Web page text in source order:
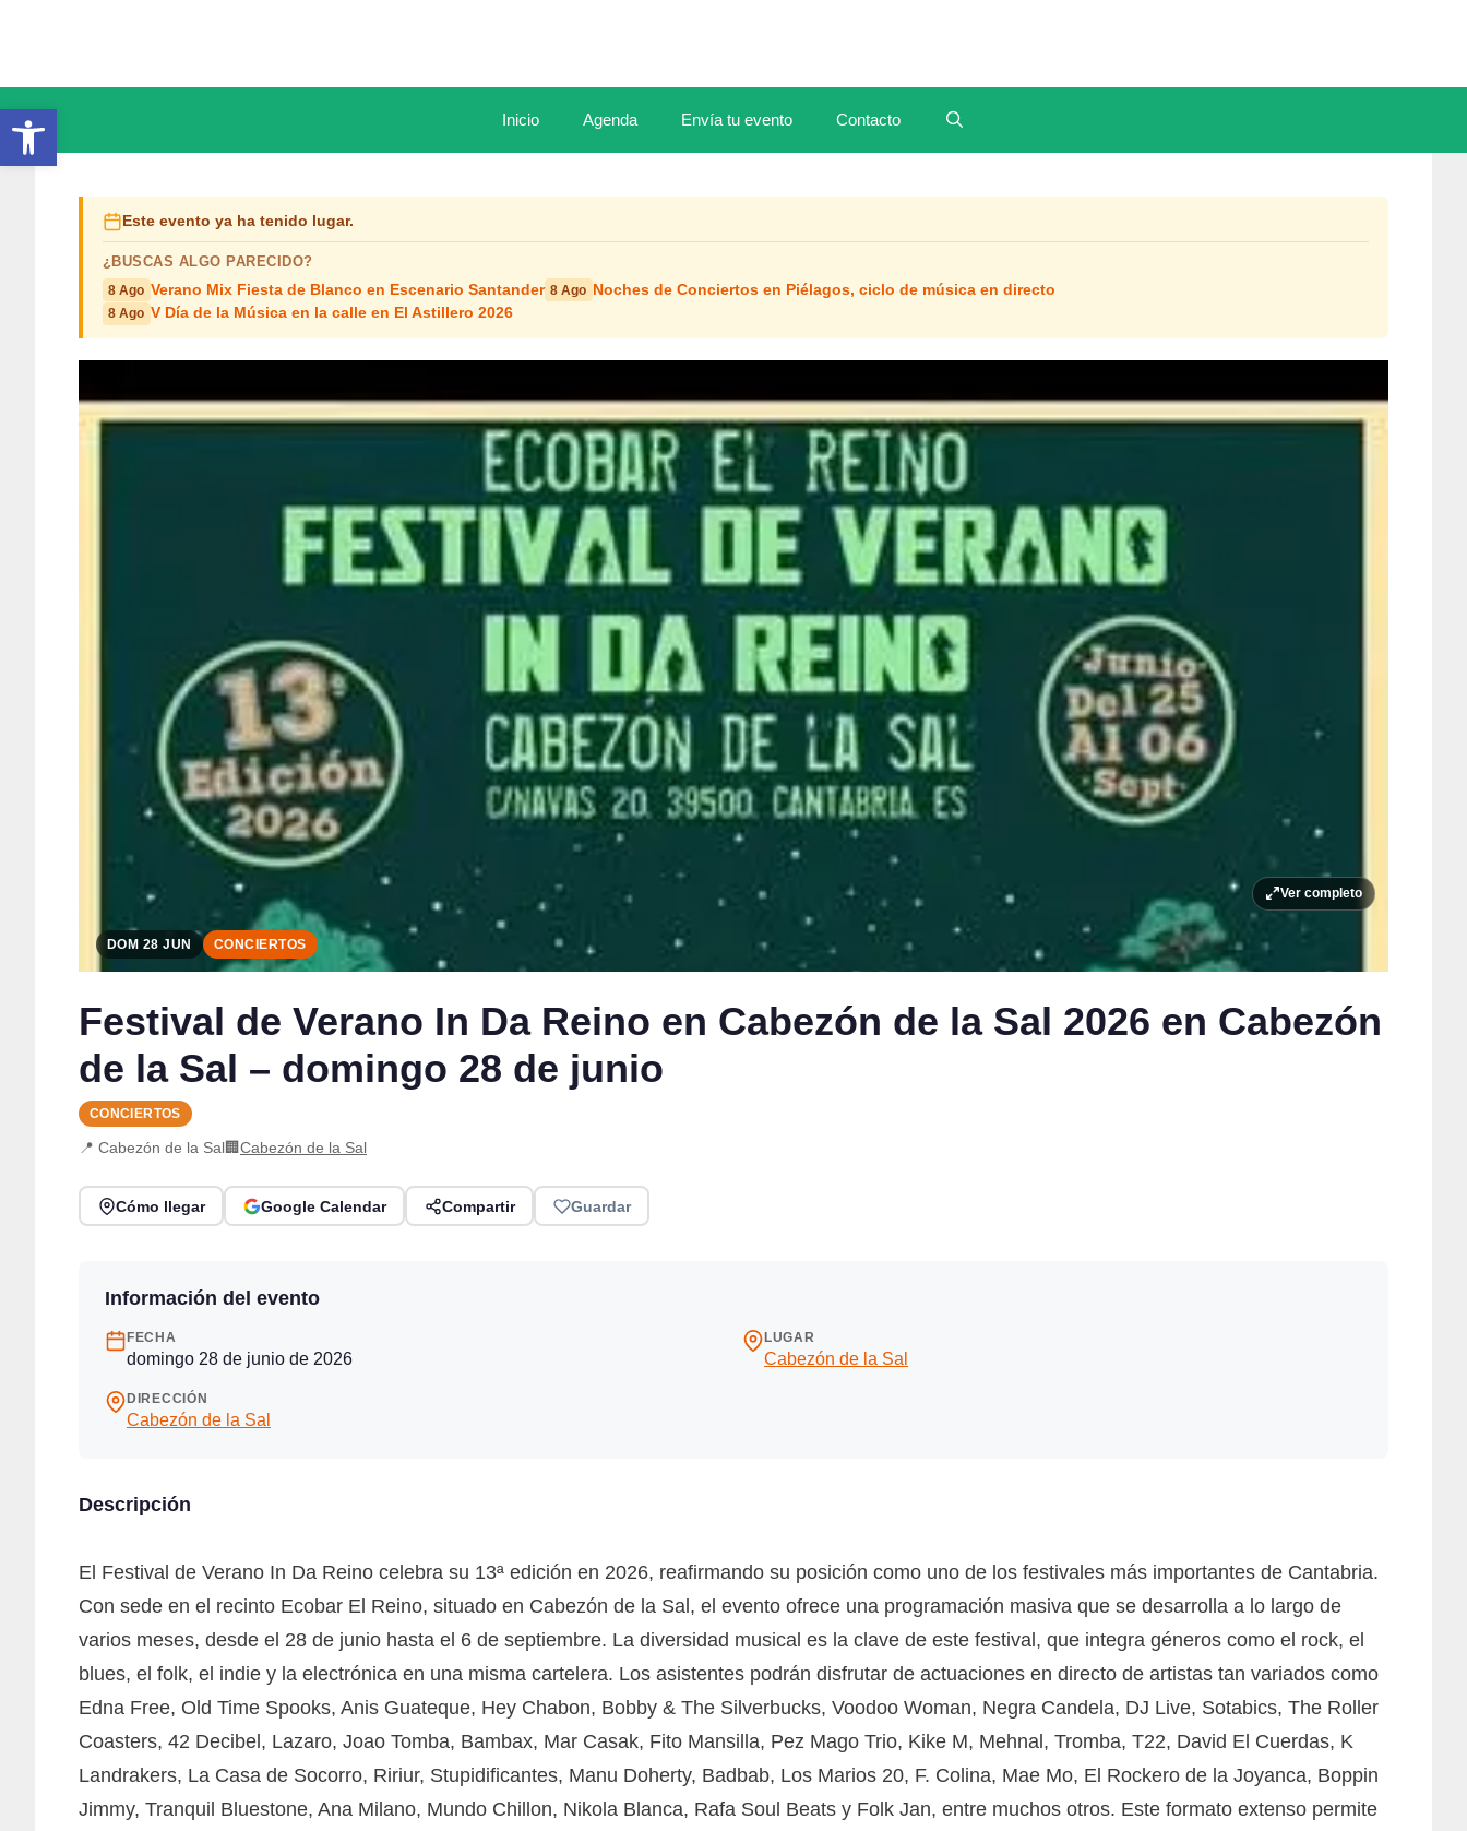
Abrir barra de herramientas Inicio Agenda Envía tu evento Contacto
Este evento ya ha tenido lugar.
¿BUSCAS ALGO PARECIDO?
8 Ago Verano Mix Fiesta de Blanco en Escenario Santander 8 Ago Noches de Conciertos en Piélagos, ciclo de música en directo
8 Ago V Día de la Música en la calle en El Astillero 2026
Ver completo
DOM 28 JUN CONCIERTOS
Festival de Verano In Da Reino en Cabezón de la Sal 2026 en Cabezón
de la Sal – domingo 28 de junio
CONCIERTOS
📍 Cabezón de la Sal🏢Cabezón de la Sal
Cómo llegar Google Calendar Compartir Guardar
Información del evento
FECHA
domingo 28 de junio de 2026
LUGAR
Cabezón de la Sal
DIRECCIÓN
Cabezón de la Sal
Descripción
El Festival de Verano In Da Reino celebra su 13ª edición en 2026, reafirmando su posición como uno de los festivales más importantes de Cantabria.
Con sede en el recinto Ecobar El Reino, situado en Cabezón de la Sal, el evento ofrece una programación masiva que se desarrolla a lo largo de
varios meses, desde el 28 de junio hasta el 6 de septiembre. La diversidad musical es la clave de este festival, que integra géneros como el rock, el
blues, el folk, el indie y la electrónica en una misma cartelera. Los asistentes podrán disfrutar de actuaciones en directo de artistas tan variados como
Edna Free, Old Time Spooks, Anis Guateque, Hey Chabon, Bobby & The Silverbucks, Voodoo Woman, Negra Candela, DJ Live, Sotabics, The Roller
Coasters, 42 Decibel, Lazaro, Joao Tomba, Bambax, Mar Casak, Fito Mansilla, Pez Mago Trio, Kike M, Mehnal, Tromba, T22, David El Cuerdas, K
Landrakers, La Casa de Socorro, Ririur, Stupidificantes, Manu Doherty, Badbab, Los Marios 20, F. Colina, Mae Mo, El Rockero de la Joyanca, Boppin
Jimmy, Tranquil Bluestone, Ana Milano, Mundo Chillon, Nikola Blanca, Rafa Soul Beats y Folk Jan, entre muchos otros. Este formato extenso permite